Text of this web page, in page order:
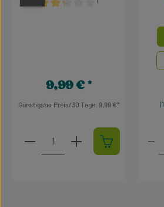
¹
Regulärer Preis:
9,99 €
Günstigster Preis/30 Tage: 9,99 €
Produkt Anzahl: Gib den